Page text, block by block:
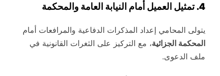
4. تمثيل العميل أمام النيابة العامة والمحكمة
يتولى المحامي إعداد المذكرات الدفاعية والمرافعات أمام
المحكمة الجزائية، مع التركيز على الثغرات القانونية في
ملف الدعوى.